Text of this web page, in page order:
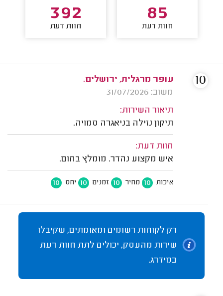
85
חוות דעת
392
חוות דעת
עופר מרגלית, ירושלים.
משוב: 31/07/2026
תיאור השירות:
תיקון נזילה בניאגרה סמויה.
חוות דעת:
איש מקצוע נהדר. מומלץ בחום.
איכות 10 מחיר 10 זמנים 10 יחס 10
10
רק לקוחות רשומים ומאומתים, שקיבלו
שירות מהעסק, יכולים לתת חוות דעת
במידרג.